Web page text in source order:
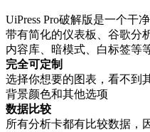
UiPress Pro破解版是一个干
带有简化的仪表板、谷歌分
内容库、暗模式、白标签等等
完全可定制
选择你想要的图表，看不到
背景颜色和其他选项
数据比较
所有分析卡都有比较数据，